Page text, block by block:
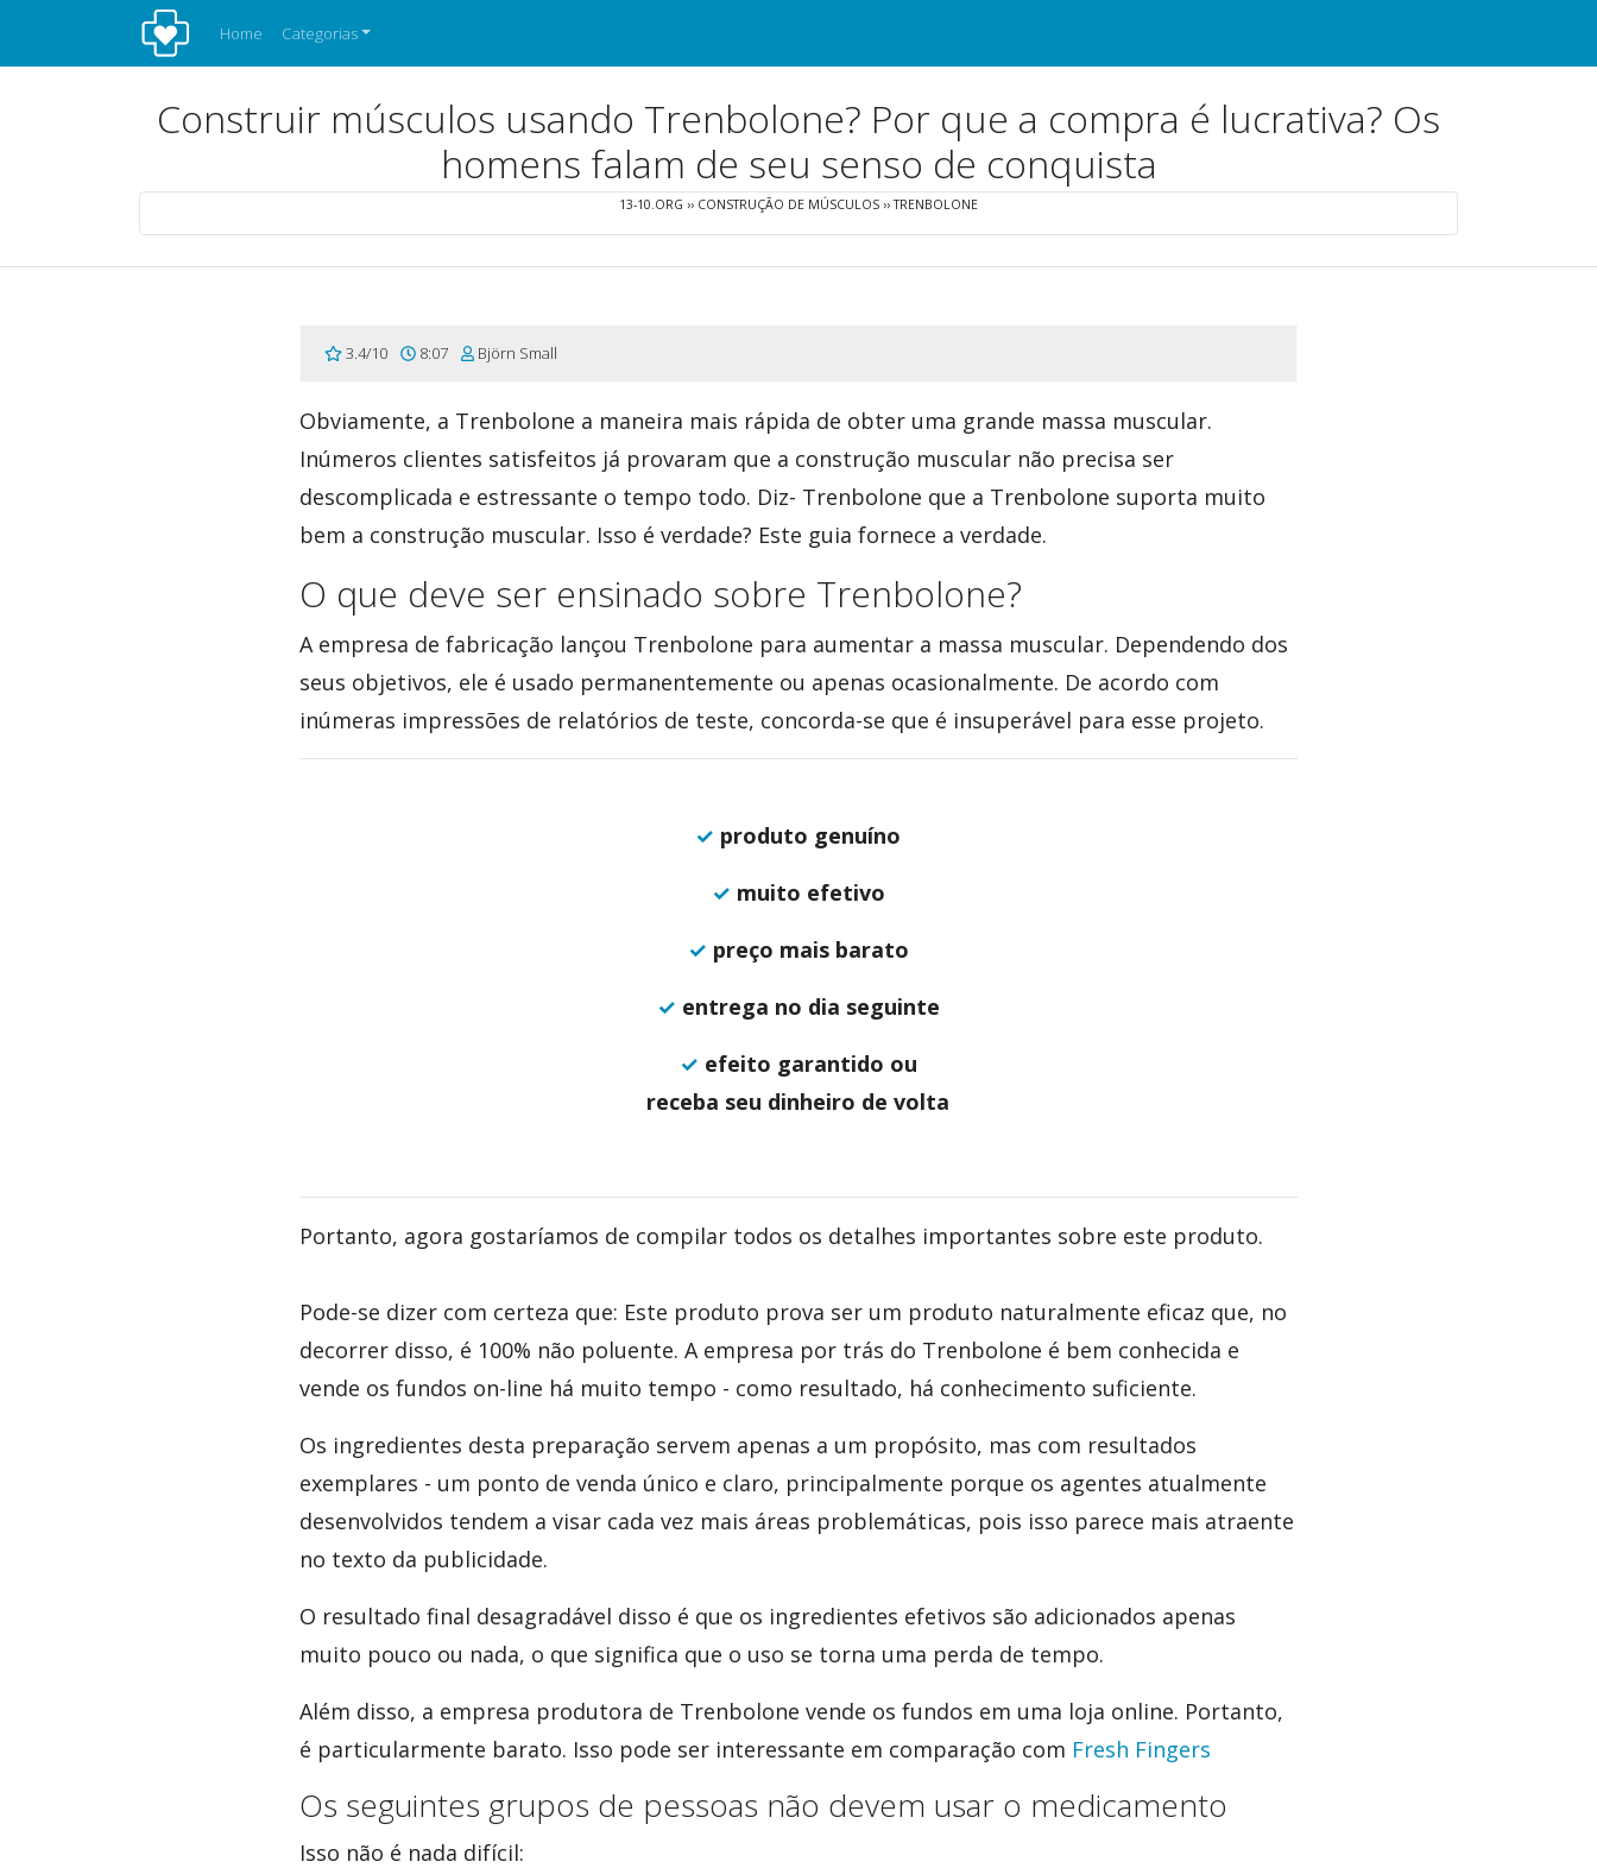
Home Categorias
Construir músculos usando Trenbolone? Por que a compra é lucrativa? Os
homens falam de seu senso de conquista
13-10.ORG ›› CONSTRUÇÃO DE MÚSCULOS ›› TRENBOLONE
3.4/10 8:07 Björn Small
Obviamente, a Trenbolone a maneira mais rápida de obter uma grande massa muscular.
Inúmeros clientes satisfeitos já provaram que a construção muscular não precisa ser
descomplicada e estressante o tempo todo. Diz- Trenbolone que a Trenbolone suporta muito
bem a construção muscular. Isso é verdade? Este guia fornece a verdade.
O que deve ser ensinado sobre Trenbolone?
A empresa de fabricação lançou Trenbolone para aumentar a massa muscular. Dependendo dos
seus objetivos, ele é usado permanentemente ou apenas ocasionalmente. De acordo com
inúmeras impressões de relatórios de teste, concorda-se que é insuperável para esse projeto.
✓ produto genuíno
✓ muito efetivo
✓ preço mais barato
✓ entrega no dia seguinte
✓ efeito garantido ou
receba seu dinheiro de volta
Portanto, agora gostaríamos de compilar todos os detalhes importantes sobre este produto.
Pode-se dizer com certeza que: Este produto prova ser um produto naturalmente eficaz que, no
decorrer disso, é 100% não poluente. A empresa por trás do Trenbolone é bem conhecida e
vende os fundos on-line há muito tempo - como resultado, há conhecimento suficiente.
Os ingredientes desta preparação servem apenas a um propósito, mas com resultados
exemplares - um ponto de venda único e claro, principalmente porque os agentes atualmente
desenvolvidos tendem a visar cada vez mais áreas problemáticas, pois isso parece mais atraente
no texto da publicidade.
O resultado final desagradável disso é que os ingredientes efetivos são adicionados apenas
muito pouco ou nada, o que significa que o uso se torna uma perda de tempo.
Além disso, a empresa produtora de Trenbolone vende os fundos em uma loja online. Portanto,
é particularmente barato. Isso pode ser interessante em comparação com Fresh Fingers
Os seguintes grupos de pessoas não devem usar o medicamento
Isso não é nada difícil: